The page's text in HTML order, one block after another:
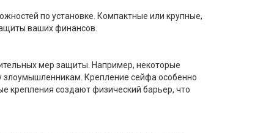
по установке. Компактные или крупные,
ваших финансов.
мер защиты. Например, некоторые
злоумышленникам. Крепление сейфа особенно
крепления создают физический барьер, что